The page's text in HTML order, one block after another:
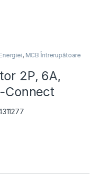
, MCB Întrerupătoare
2P, 6A,
Connect